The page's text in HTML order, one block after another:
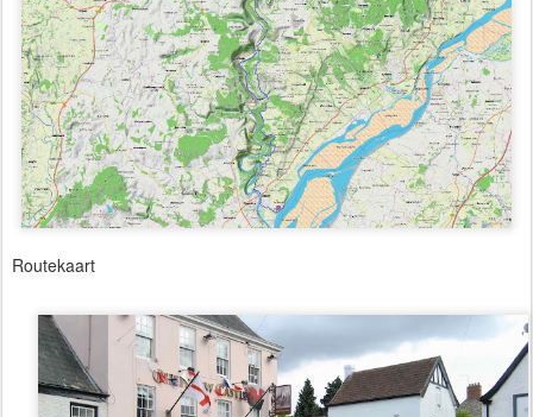
Routekaart